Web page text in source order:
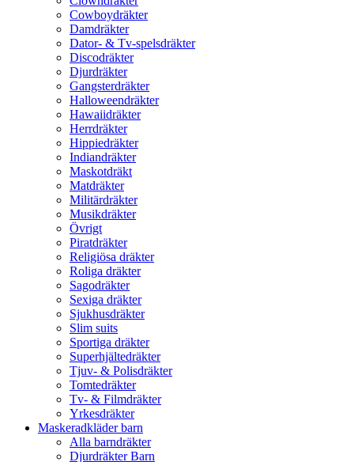
Cowboydräkter
Damdräkter
Dator- & Tv-spelsdräkter
Discodräkter
Djurdräkter
Gangsterdräkter
Halloweendräkter
Hawaiidräkter
Herrdräkter
Hippiedräkter
Indiandräkter
Maskotdräkt
Matdräkter
Militärdräkter
Musikdräkter
Övrigt
Piratdräkter
Religiösa dräkter
Roliga dräkter
Sagodräkter
Sexiga dräkter
Sjukhusdräkter
Slim suits
Sportiga dräkter
Superhjältedräkter
Tjuv- & Polisdräkter
Tomtedräkter
Tv- & Filmdräkter
Yrkesdräkter
Maskeradkläder barn
Alla barndräkter
Djurdräkter Barn